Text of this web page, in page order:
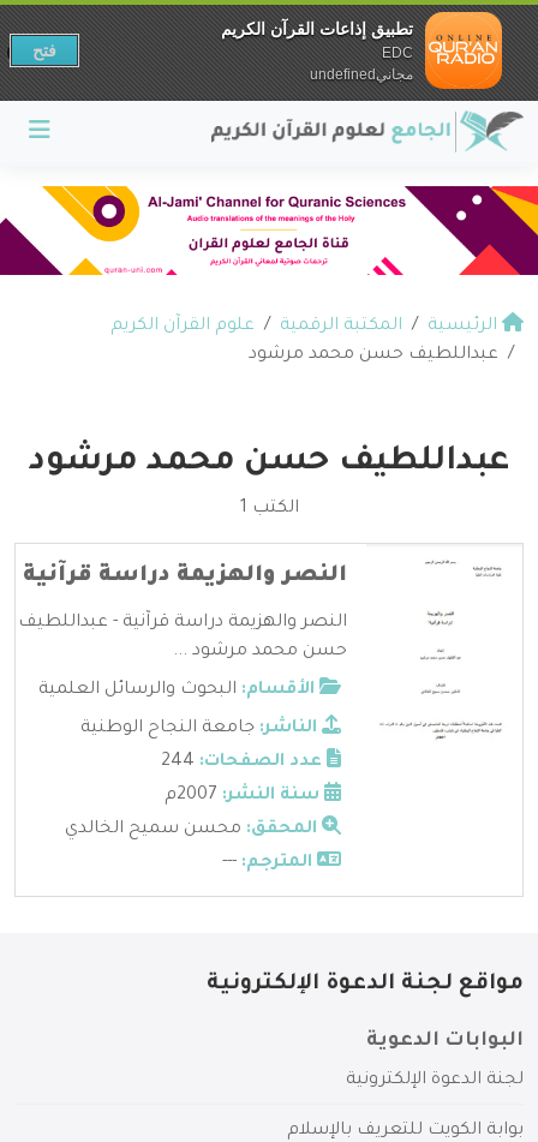
الرئيسية المكتبة الرقمية
علوم القرآن الكريم
عبداللطيف حسن محمد مرشود
عبداللطيف حسن محمد مرشود
الكتب 1
النصر والهزيمة دراسة قرآنية
النصر والهزيمة دراسة قرآنية - عبداللطيف
حسن محمد مرشود ...
الأقسام: البحوث والرسائل العلمية
الناشر: جامعة النجاح الوطنية
عدد الصفحات:
سنة النشر:
المحقق: محسن سميح الخالدي
المترجم: ---
مواقع لجنة الدعوة الإلكترونية
البوابات الدعوية
لجنة الدعوة الإلكترونية
بوابة الكويت للتعريف بالإسلام
تطبيق إذاعات القرآن الكريم
EDC
مجانيundefined
فتح